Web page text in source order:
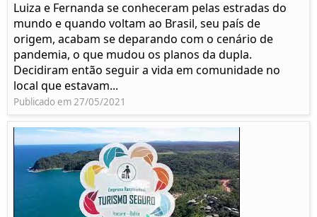
Luiza e Fernanda se conheceram pelas estradas do
mundo e quando voltam ao Brasil, seu país de
origem, acabam se deparando com o cenário de
pandemia, o que mudou os planos da dupla.
Decidiram então seguir a vida em comunidade no
local que estavam...
Publicado em 27/05/2021